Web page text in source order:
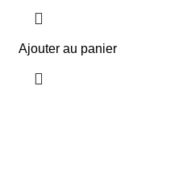
Ajouter au panier